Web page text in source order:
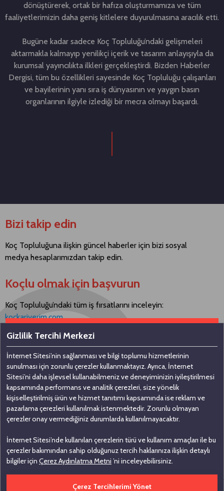
dönüştürerek, ortak bir hafıza oluşturmamıza ve tüm
faaliyetlerimizin daha geniş kitlelere duyurulmasına aracılık etti.
Bugüne kadar sadece Koç Topluluğu’ndaki gelişmeleri
aktarmakla kalmayıp yenilikçi içerik ve tasarım anlayışıyla da
kurumsal yayıncılıkta ilkleri gerçekleştirdi. Bizden Haberler
Dergisi, tüm bu özellikleri sayesinde Koç Topluluğu çalışanları
ve bayilerinin yanı sıra iş dünyasının ve yaygın basın
organlarının ilgiyle izlediği bir mecra olmayı başardı.
Bizi takip edin
Koç Topluluğuna ilişkin güncel haberler için bizi sosyal
medya hesaplarımızdan takip edin.
Koçlu olmak için başvurun
Koç Topluluğu’ndaki tüm iş fırsatlarını inceleyin:
kockariyerim.com
Bizimle iletişime geçin
Koç Holding A.Ş
Nakkaştepe, Azizbey Sokak, No: 1,
Kuzguncuk 34674, İstanbul
0 (216) 531 00 00
0 (216) 531 00 99
Gizlilik Tercihi Merkezi
İnternet Sitesi’nin sağlanması ve bilgi toplumu hizmetlerinin
sunulması için zorunlu çerezler kullanmaktayız. Ayrıca, İnternet
Sitesi’ni daha işlevsel kullanabilmeniz ve deneyiminizin iyileştirilmesi
kapsamında performans ve analitik çerezleri, size yönelik
kişiselleştirilmiş ürün ve hizmet tanıtımı kapsamında ise reklam ve
pazarlama çerezleri kullanılmak istenmektedir. Zorunlu olmayan
çerezler onay vermediğiniz durumlarda kullanılmayacaktır.
İnternet Sitesi’nde kullanılan çerezlerin türü ve kullanım amaçları ile bu
çerezler bakımından sahip olduğunuz tercih haklarınıza ilişkin detaylı
bilgiler için Çerez Aydınlatma Metni ’ni inceleyebilirsiniz.
Çerez Tercihlerimi Yönet